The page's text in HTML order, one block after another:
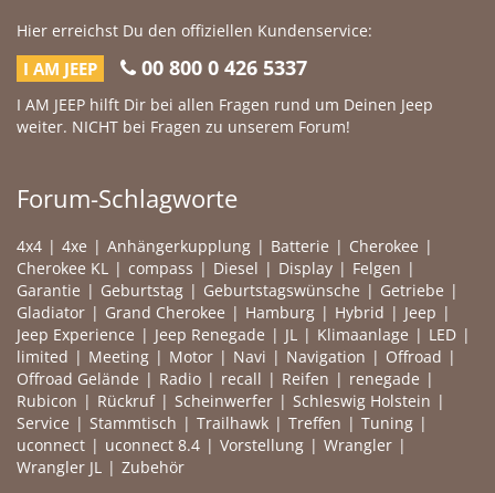
Hier erreichst Du den offiziellen Kundenservice:
I AM JEEP 00 800 0 426 5337
I AM JEEP hilft Dir bei allen Fragen rund um Deinen Jeep
weiter. NICHT bei Fragen zu unserem Forum!
Forum-Schlagworte
4x4 4xe Anhängerkupplung Batterie
Cherokee
Cherokee KL
compass Diesel Display
Felgen
Garantie
Geburtstag Geburtstagswünsche
Getriebe
Gladiator
Grand Cherokee Hamburg Hybrid
Jeep
Jeep Experience
Jeep Renegade JL Klimaanlage
LED
limited
Meeting Motor Navi Navigation
Offroad
Offroad Gelände
Radio recall Reifen
renegade
Rubicon
Rückruf Scheinwerfer
Schleswig Holstein
Service
Stammtisch Trailhawk Treffen
Tuning
uconnect
uconnect 8.4 Vorstellung
Wrangler
Wrangler JL
Zubehör